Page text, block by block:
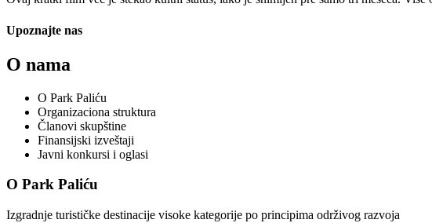
Upoznajte nas
O nama
O Park Paliću
Organizaciona struktura
Članovi skupštine
Finansijski izveštaji
Javni konkursi i oglasi
O Park Paliću
Izgradnje turističke destinacije visoke kategorije po principima održivog razvoja